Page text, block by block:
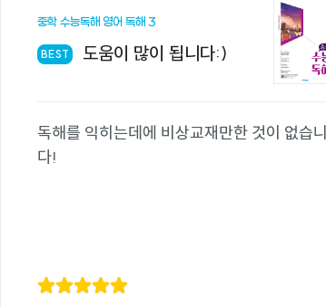
중학 수능독해 영어 독해 3
BEST 도움이 많이 됩니다:)
독해를 익히는데에 비상교재만한 것이 없습니
다!